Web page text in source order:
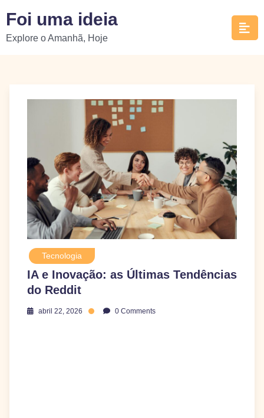
content
Foi uma ideia
Explore o Amanhã, Hoje
Tecnologia
IA e Inovação: as Últimas Tendências
do Reddit
abril 22, 2026 0 Comments